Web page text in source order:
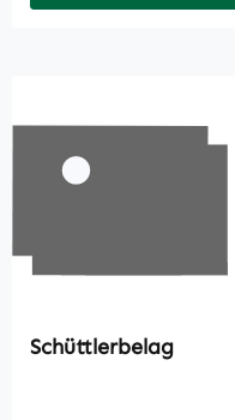
Schüttlerbelag